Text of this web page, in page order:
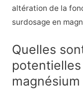
altération de la
surdosage en
Quelles
potentielles
magnésium